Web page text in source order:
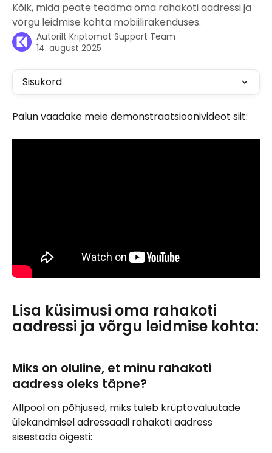
Kõik, mida peate teadma oma rahakoti aadressi ja
võrgu leidmise kohta mobiilirakenduses.
Autorilt Kriptomat Support Team
14. august 2025
Sisukord
Palun vaadake meie demonstraatsioonivideot siit:
Lisa küsimusi oma rahakoti
aadressi ja võrgu leidmise kohta:
Miks on oluline, et minu rahakoti
aadress oleks täpne?
Allpool on põhjused, miks tuleb krüptovaluutade
ülekandmisel adressaadi rahakoti aadress
sisestada õigesti: